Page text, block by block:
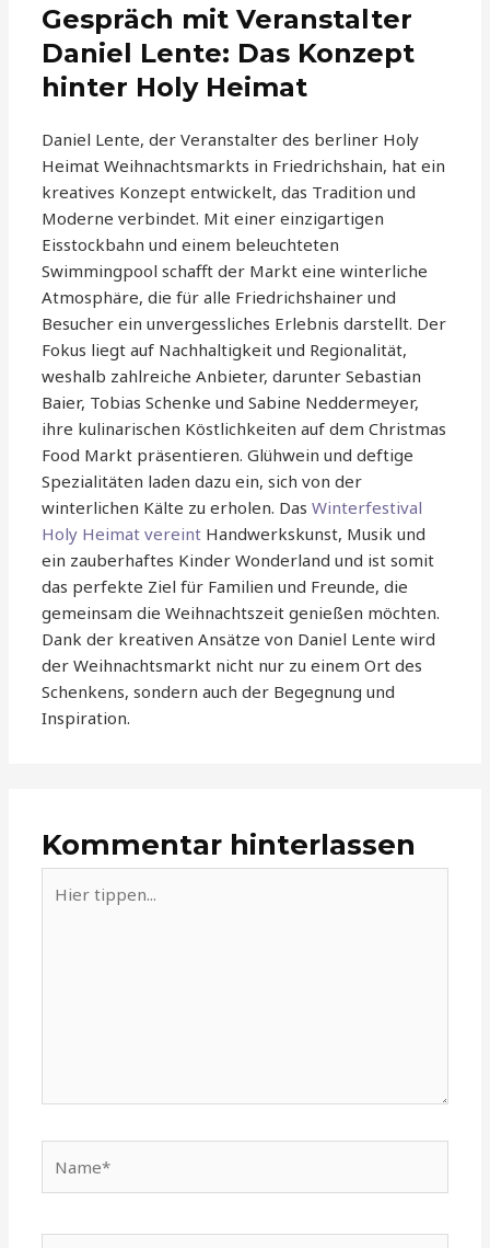
Gespräch mit Veranstalter
Daniel Lente: Das Konzept
hinter Holy Heimat
Daniel Lente, der Veranstalter des berliner Holy
Heimat Weihnachtsmarkts in Friedrichshain, hat ein
kreatives Konzept entwickelt, das Tradition und
Moderne verbindet. Mit einer einzigartigen
Eisstockbahn und einem beleuchteten
Swimmingpool schafft der Markt eine winterliche
Atmosphäre, die für alle Friedrichshainer und
Besucher ein unvergessliches Erlebnis darstellt. Der
Fokus liegt auf Nachhaltigkeit und Regionalität,
weshalb zahlreiche Anbieter, darunter Sebastian
Baier, Tobias Schenke und Sabine Neddermeyer,
ihre kulinarischen Köstlichkeiten auf dem Christmas
Food Markt präsentieren. Glühwein und deftige
Spezialitäten laden dazu ein, sich von der
winterlichen Kälte zu erholen. DasWinterfestival
Holy Heimat vereint Handwerkskunst, Musik und
ein zauberhaftes Kinder Wonderland und ist somit
das perfekte Ziel für Familien und Freunde, die
gemeinsam die Weihnachtszeit genießen möchten.
Dank der kreativen Ansätze von Daniel Lente wird
der Weihnachtsmarkt nicht nur zu einem Ort des
Schenkens, sondern auch der Begegnung und
Inspiration.
Kommentar hinterlassen
tippen...